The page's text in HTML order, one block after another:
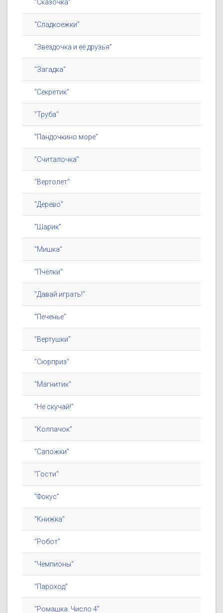
"Сказочка"
"Сладкоежки"
"Звёздочка и её друзья"
"Загадка"
"Секретик"
"Труба"
"Пандочкино море"
"Считалочка"
"Вертолет"
"Дерево"
"Шарик"
"Мишка"
"Пчёлки"
"Давай играть!"
"Печенье"
"Вертушки"
"Сюрприз"
"Магнитик"
"Не скучай!"
"Колпачок"
"Сапожки"
"Гости"
"Фокус"
"Книжка"
"Робот"
"Чемпионы"
"Пароход"
"Ромашка. Число 4"